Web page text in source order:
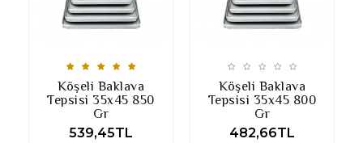
Köşeli Baklava
Tepsisi 35x45 850
Gr
539,45TL
Köşeli Baklava
Tepsisi 35x45 800
Gr
482,66TL